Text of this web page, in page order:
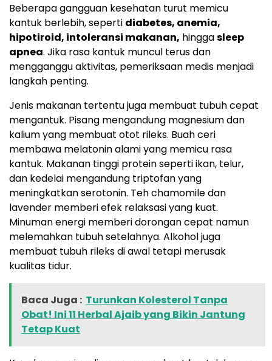
Beberapa gangguan kesehatan turut memicu
kantuk berlebih, seperti diabetes, anemia,
hipotiroid, intoleransi makanan, hinggasleep
apnea. Jika rasa kantuk muncul terus dan
mengganggu aktivitas, pemeriksaan medis menjadi
langkah penting.
Jenis makanan tertentu juga membuat tubuh cepat
mengantuk. Pisang mengandung magnesium dan
kalium yang membuat otot rileks. Buah ceri
membawa melatonin alami yang memicu rasa
kantuk. Makanan tinggi protein seperti ikan, telur,
dan kedelai mengandung triptofan yang
meningkatkan serotonin. Teh chamomile dan
lavender memberi efek relaksasi yang kuat.
Minuman energi memberi dorongan cepat namun
melemahkan tubuh setelahnya. Alkohol juga
membuat tubuh rileks di awal tetapi merusak
kualitas tidur.
Baca Juga : Turunkan Kolesterol Tanpa
Obat! Ini 11 Herbal Ajaib yang Bikin Jantung
Tetap Kuat